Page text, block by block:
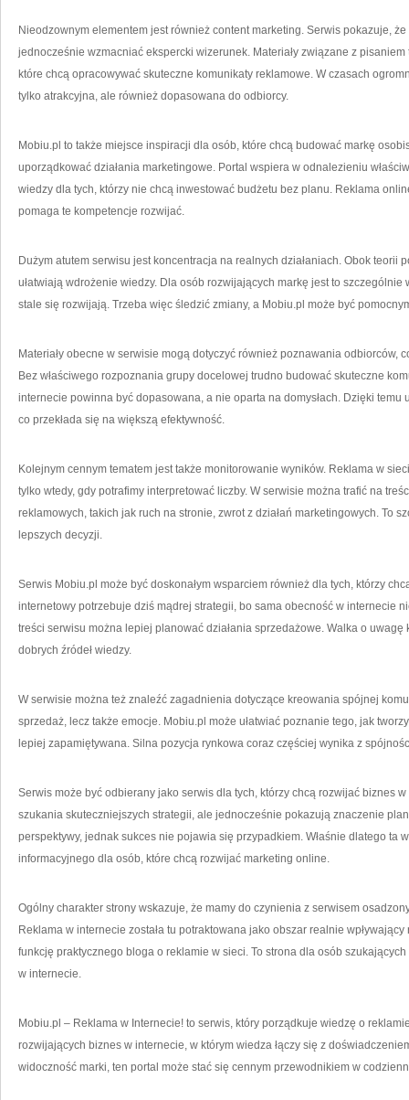
Nieodzownym elementem jest również content marketing. Serwis pokazuje,
jednocześnie wzmacniać ekspercki wizerunek. Materiały związane z
które chcą opracowywać skuteczne komunikaty reklamowe. W czasach
tylko atrakcyjna, ale również dopasowana do odbiorcy.
Mobiu.pl to także miejsce inspiracji dla osób, które chcą budować markę
uporządkować działania marketingowe. Portal wspiera w odnalezieniu
wiedzy dla tych, którzy nie chcą inwestować budżetu bez planu. Reklama
pomaga te kompetencje rozwijać.
Dużym atutem serwisu jest koncentracja na realnych działaniach. Obok teorii
ułatwiają wdrożenie wiedzy. Dla osób rozwijających markę jest to
stale się rozwijają. Trzeba więc śledzić zmiany, a Mobiu.pl może być
Materiały obecne w serwisie mogą dotyczyć również poznawania odbiorców,
Bez właściwego rozpoznania grupy docelowej trudno budować skuteczne
internecie powinna być dopasowana, a nie oparta na domysłach. Dzięki temu
co przekłada się na większą efektywność.
Kolejnym cennym tematem jest także monitorowanie wyników. Reklama w
tylko wtedy, gdy potrafimy interpretować liczby. W serwisie można trafić na
reklamowych, takich jak ruch na stronie, zwrot z działań marketingowych. To
lepszych decyzji.
Serwis Mobiu.pl może być doskonałym wsparciem również dla tych, którzy
internetowy potrzebuje dziś mądrej strategii, bo sama obecność w internecie
treści serwisu można lepiej planować działania sprzedażowe. Walka o
dobrych źródeł wiedzy.
W serwisie można też znaleźć zagadnienia dotyczące kreowania spójnej
sprzedaż, lecz także emocje. Mobiu.pl może ułatwiać poznanie tego, jak
lepiej zapamiętywana. Silna pozycja rynkowa coraz częściej wynika z
Serwis może być odbierany jako serwis dla tych, którzy chcą rozwijać biznes
szukania skuteczniejszych strategii, ale jednocześnie pokazują znaczenie
perspektywy, jednak sukces nie pojawia się przypadkiem. Właśnie dlatego ta
informacyjnego dla osób, które chcą rozwijać marketing online.
Ogólny charakter strony wskazuje, że mamy do czynienia z serwisem
Reklama w internecie została tu potraktowana jako obszar realnie
funkcję praktycznego bloga o reklamie w sieci. To strona dla osób
w internecie.
Mobiu.pl – Reklama w Internecie! to serwis, który porządkuje wiedzę o
rozwijających biznes w internecie, w którym wiedza łączy się z
widoczność marki, ten portal może stać się cennym przewodnikiem w